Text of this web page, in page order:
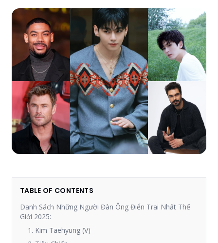
TABLE OF CONTENTS
Danh Sách Những Người Đàn Ông Điển Trai Nhất Thế
Giới 2025:
1. Kim Taehyung (V)